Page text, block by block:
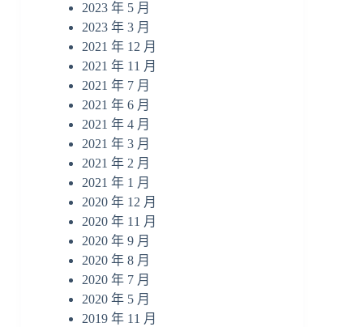
2023 年 5 月
2023 年 3 月
2021 年 12 月
2021 年 11 月
2021 年 7 月
2021 年 6 月
2021 年 4 月
2021 年 3 月
2021 年 2 月
2021 年 1 月
2020 年 12 月
2020 年 11 月
2020 年 9 月
2020 年 8 月
2020 年 7 月
2020 年 5 月
2019 年 11 月